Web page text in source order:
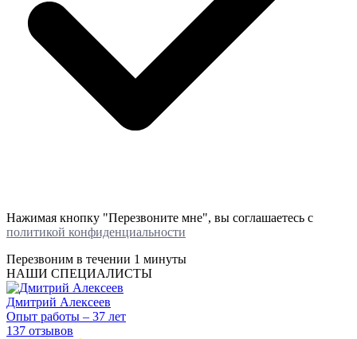
Нажимая кнопку "Перезвоните мне", вы соглашаетесь с
политикой конфиденциальности
Перезвоним в течении 1 минуты
НАШИ СПЕЦИАЛИСТЫ
Дмитрий Алексеев
Опыт работы – 37 лет
137 отзывов